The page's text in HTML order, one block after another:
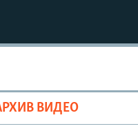
Auto
ВИДЕО